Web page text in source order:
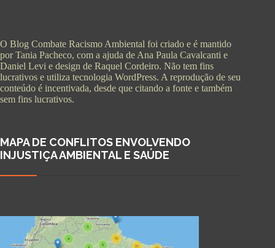
O Blog Combate Racismo Ambiental foi criado e é mantido
por Tania Pacheco, com a ajuda de Ana Paula Cavalcanti e
Daniel Levi e design de Raquel Cordeiro. Não tem fins
lucrativos e utiliza tecnologia WordPress. A reprodução de seu
conteúdo é incentivada, desde que citando a fonte e também
sem fins lucrativos.
MAPA DE CONFLITOS ENVOLVENDO
INJUSTIÇA AMBIENTAL E SAÚDE